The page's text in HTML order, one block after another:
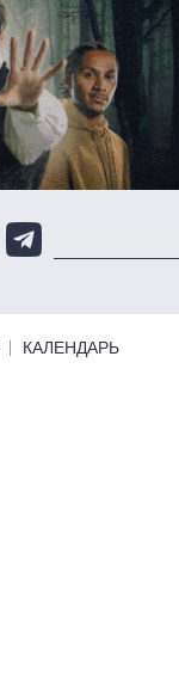
КАЛЕНДАРЬ